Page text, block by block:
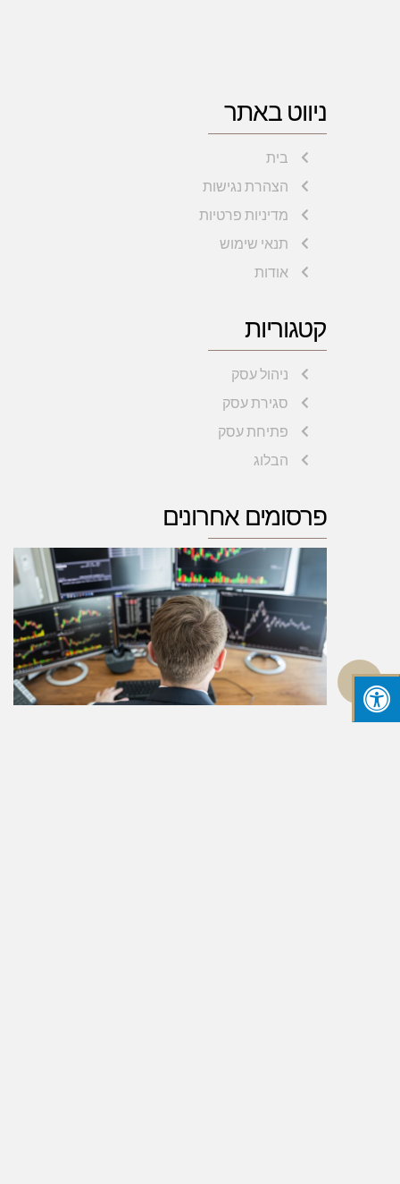
ניווט באתר
בית
הצהרת נגישות
מדיניות פרטיות
תנאי שימוש
אודות
קטגוריות
ניהול עסק
סגירת עסק
פתיחת עסק
הבלוג
פרסומים אחרונים
גלילה
לראש